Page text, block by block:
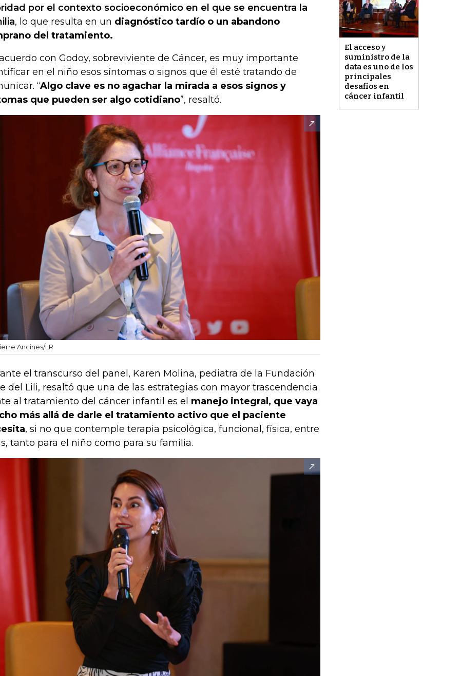
El acceso y
suministro de la
data es uno de los
principales
desafíos en
cáncer infantil
por el contexto socioeconómico en el que se encuentra la
, lo que resulta en un diagnóstico tardío o un abandono
del tratamiento.
con Godoy, sobreviviente de Cáncer, es muy importante
en el niño esos síntomas o signos que él esté tratando de
“Algo clave es no agachar la mirada a esos signos y
que pueden ser algo cotidiano”, resaltó.
Ancines/LR
el transcurso del panel, Karen Molina, pediatra de la Fundación
del Lili, resaltó que una de las estrategias con mayor trascendencia
al tratamiento del cáncer infantil es el manejo integral, que vaya
más allá de darle el tratamiento activo que el paciente
, si no que contemple terapia psicológica, funcional, física, entre
tanto para el niño como para su familia.